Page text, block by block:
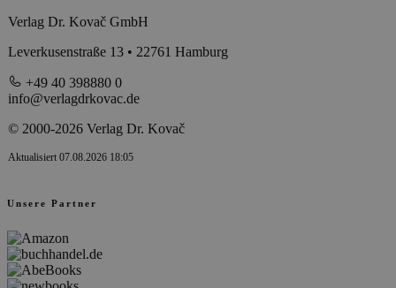
Verlag Dr. Kovač GmbH
Leverkusenstraße 13 • 22761 Hamburg
+49 40 398880 0
info@verlagdrkovac.de
© 2000-2026 Verlag Dr. Kovač
Aktualisiert 07.08.2026 18:05
Unsere Partner